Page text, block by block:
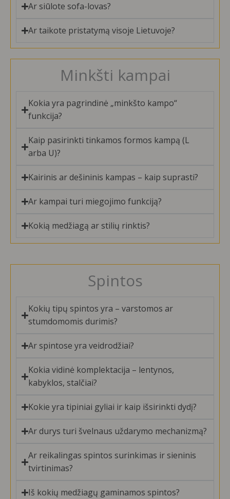
Ar siūlote sofa-lovas?
Ar taikote pristatymą visoje Lietuvoje?
Minkšti kampai
Kokia yra pagrindinė „minkšto kampo“
funkcija?
Kaip pasirinkti tinkamos formos kampą (L
arba U)?
Kairinis ar dešininis kampas – kaip suprasti?
Ar kampai turi miegojimo funkciją?
Kokią medžiagą ar stilių rinktis?
Spintos
Kokių tipų spintos yra – varstomos ar
stumdomomis durimis?
Ar spintose yra veidrodžiai?
Kokia vidinė komplektacija – lentynos,
kabyklos, stalčiai?
Kokie yra tipiniai gyliai ir kaip išsirinkti dydį?
Ar durys turi švelnaus uždarymo mechanizmą?
Ar reikalingas spintos surinkimas ir sieninis
tvirtinimas?
Iš kokių medžiagų gaminamos spintos?